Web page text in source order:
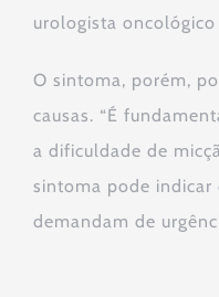
urologista oncológico
O sintoma, porém,
causas. “É
a dificuldade de
sintoma pode indicar
demandam de